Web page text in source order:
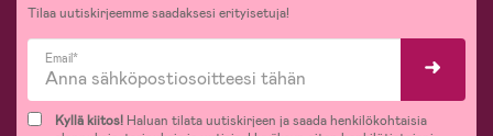
Tilaa uutiskirjeemme saadaksesi erityisetuja!
Email*
Kyllä kiitos! Haluan tilata uutiskirjeen ja saada henkilökohtaisia